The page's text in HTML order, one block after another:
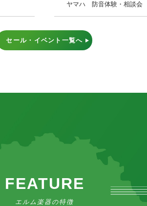
ヤマハ 防音体験・相談会
セール・イベント一覧へ
FEATURE
エルム楽器の特徴